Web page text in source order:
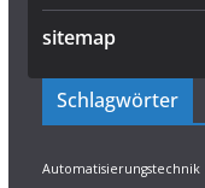
sitemap
Schlagwörter
Automatisierungstechnik